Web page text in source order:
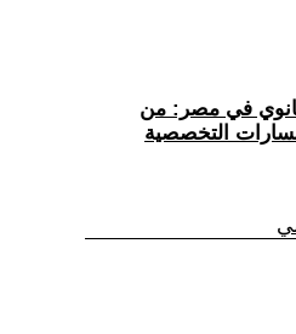
في مصر: من
التخصصية